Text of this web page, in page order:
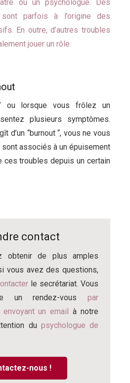
ou un psychologue. Des
parfois à l’origine des
En outre, d’autres troubles
jouer un rôle.
ou lorsque vous frôlez un
plusieurs symptômes.
d’un “burnout “, vous ne vous
sont associés à un épuisement
troubles depuis un certain
contact
obtenir de plus amples
vous avez des questions,
le secrétariat. Vous
un rendez-vous par
envoyant un email à notre
du psychologue de
nous !